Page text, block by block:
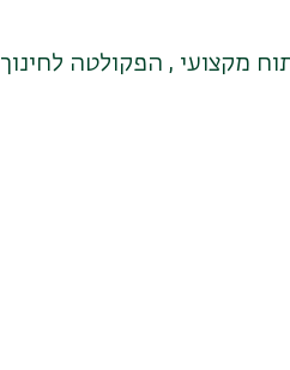
מקצועי , הפקולטה לחינוך